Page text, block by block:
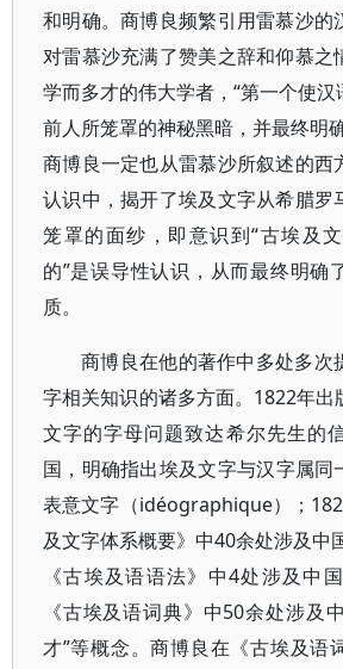
和明确。商博良频繁引用雷慕沙的
对雷慕沙充满了赞美之辞和仰慕之
学而多才的伟大学者，“第一个使
前人所笼罩的神秘黑暗，并最终明
商博良一定也从雷慕沙所叙述的西
认识中，揭开了埃及文字从希腊罗
笼罩的面纱，即意识到“古埃及
的”是误导性认识，从而最终明确
质。
商博良在他的著作中多处多次
字相关知识的诸多方面。1822年出
文字的字母问题致达希尔先生的
国，明确指出埃及文字与汉字属
表意文字（idéographique）；
及文字体系概要》中40余处涉及中
《古埃及语语法》中4处涉及中
《古埃及语词典》中50余处涉及
才”等概念。商博良在《古埃及语